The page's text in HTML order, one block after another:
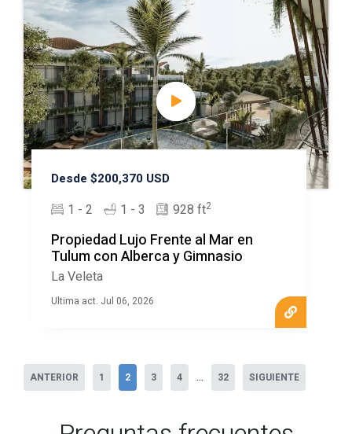
Desde $200,370 USD
1 - 2 1 - 3 928 ft2
Propiedad Lujo Frente al Mar en
Tulum con Alberca y Gimnasio
La Veleta
Ultima act. Jul 06, 2026
ANTERIOR 1 2 3 4 ... 32 SIGUIENTE